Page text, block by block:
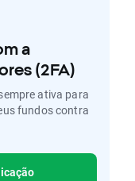
a
(2FA)
ativa para
fundos contra